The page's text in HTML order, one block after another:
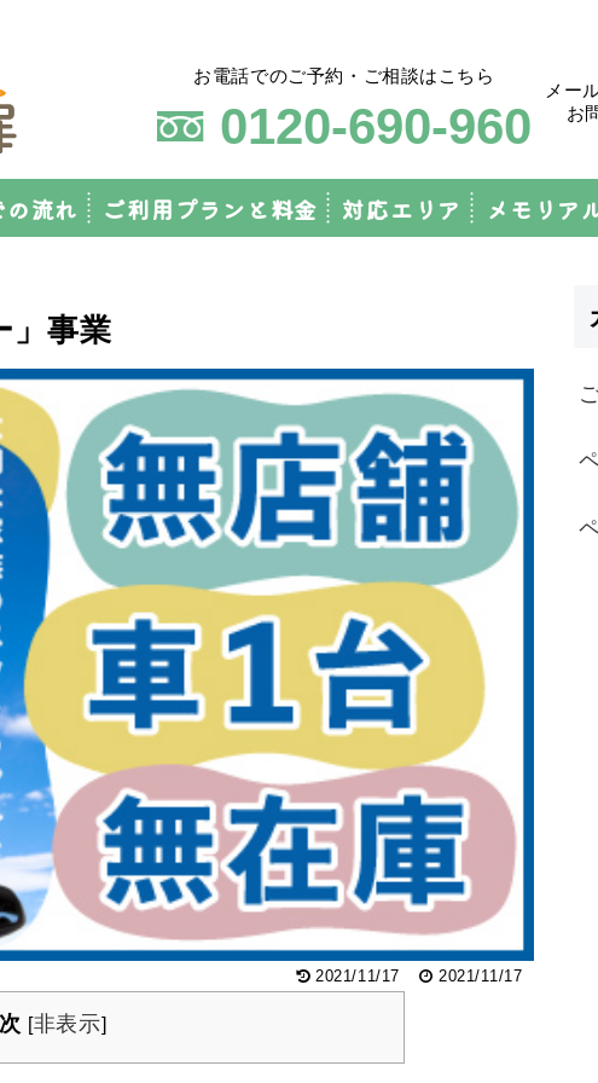
お電話でのご予約・ご相談はこちら
0120-690-960
メー
お
流れ ご利用プランと料金 対応エリア メモリア
」事業
2021/11/17 2021/11/17
[非表示]